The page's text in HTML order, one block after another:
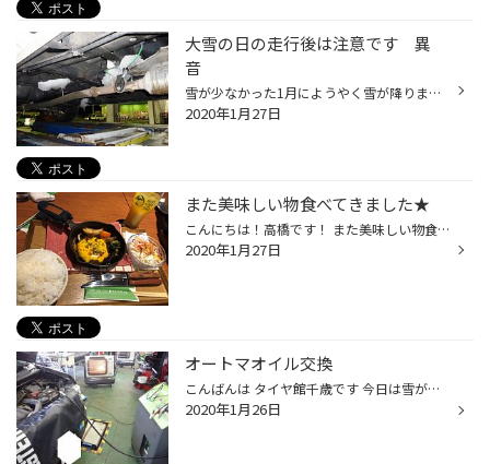
大雪の日の走行後は注意です 異
音
雪が少なかった1月にようやく雪が降りましたね~ 土曜日と日曜日で40ｃｍ位は積もったのでは。。。 さて5年前の事例です 大雪の中頑張って走った乗用車が翌朝に色々と起こる現象 良くあるのはホイールに入り込んだ雪がブレーキ熱で溶けて氷になって 1カ所にへばりついてホイールバランスが大きく狂い...
2020年1月27日
また美味しい物食べてきました★
こんにちは！高橋です！ また美味しい物食べてきました… ハンバーグ 美味しそうだけど ご飯大盛り過ぎない！？笑 さすがにお腹きつかったです(T_T)/~~~ 「大盛り無料」って書いてあると ついつい大盛りにしちゃうんですよね… でもこれは大盛りすぎた… でもすごくおいしかったです(^_^)v
2020年1月27日
オートマオイル交換
こんばんは タイヤ館千歳です 今日は雪が降りました。。 でもオートマオイル交換です 寒いのでオイルが硬いです。。 オートマオイルも定期的にやらなければ壊れますよ。 何か気になる事がありましたらスタッフまで ☎予約承り中です。。お待ちしております。 スノーモービル用のトレーラーです。 ハ...
2020年1月26日